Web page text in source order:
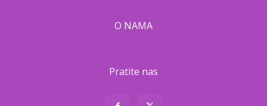
O NAMA
Pratite nas